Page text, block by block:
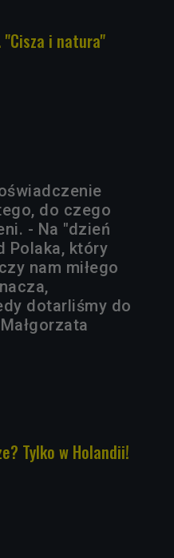
"Cisza i natura"
do czego
- Na "dzień
Polaka, który
nam miłego
dotarliśmy do
Tylko w Holandii!